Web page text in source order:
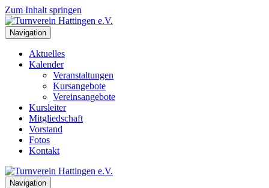
Zum Inhalt springen
Navigation
Aktuelles
Kalender
Veranstaltungen
Kursangebote
Vereinsangebote
Kursleiter
Mitgliedschaft
Vorstand
Fotos
Kontakt
Navigation